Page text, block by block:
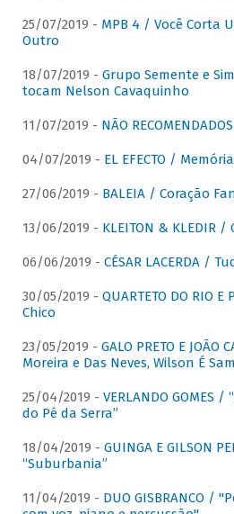
25/07/2019 - MPB 4 / Você Corta
Outro
18/07/2019 - Grupo Semente e
tocam Nelson Cavaquinho
11/07/2019 - NÃO RECOMENDADOS
04/07/2019 - EL EFECTO /
27/06/2019 - BALEIA / Coração
13/06/2019 - KLEITON & KLEDIR /
06/06/2019 - CÉSAR LACERDA /
30/05/2019 - QUARTETO DO RIO E
Chico
23/05/2019 - GALO PRETO E JOÃO
Moreira e Das Neves, Wilson É
25/04/2019 - VERLANDO GOMES
do Pé da Serra”
18/04/2019 - GUINGA E GILSON
“Suburbania”
11/04/2019 - DUO GISBRANCO /